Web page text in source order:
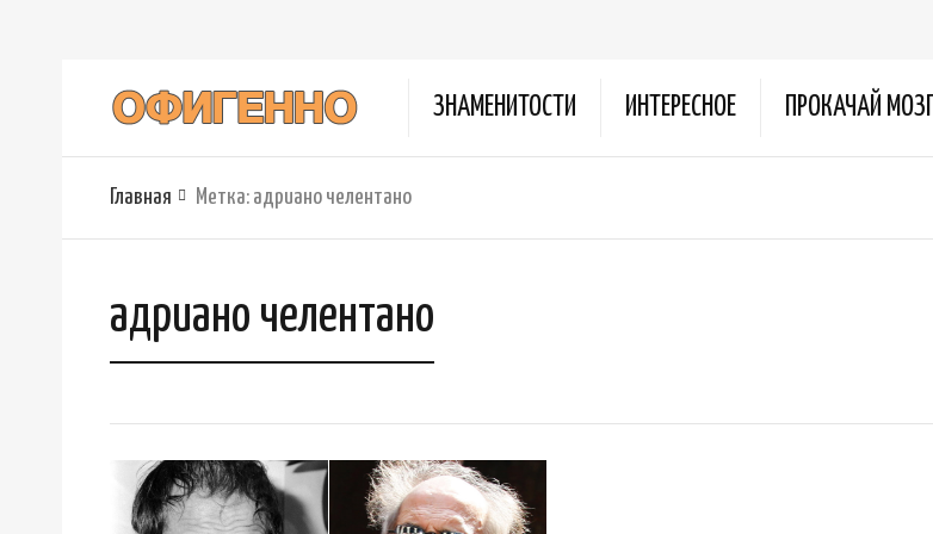
ЗНАМЕНИТОСТИ ИНТЕРЕСНОЕ ПРОКАЧАЙ МОЗГ
Главная Метка: адриано челентано
адриано челентано